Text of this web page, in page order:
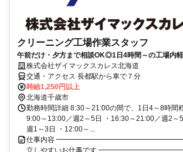
クリーニング工場作業スタッフ
午前だけ・夕方まで相談OK◎1日4時間～の工場内
株式会社ザイマックスカレス北海道
交通・アクセス 長都駅から車で７分
時給1,250円以上
北海道千歳市
勤務時間詳細 8:30～21:00の間で、1日4～8時間
9:00～13:00／週2～5日 ・16:30～21:00／週2～
週1～3日 ・12:00～...
仕事内容 ━━━━━━━━━━━━━━━━━━ 子
立しやすいお仕事です